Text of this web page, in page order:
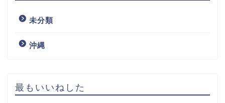
未分類
沖縄
最もいいねした